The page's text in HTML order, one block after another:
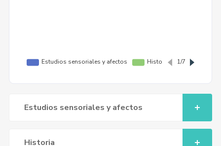
Estudios sensoriales y afectos
Historia